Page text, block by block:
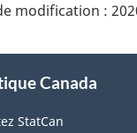
modification :
Canada
StatCan